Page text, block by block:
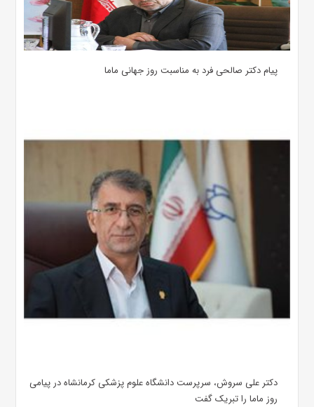
پیام دکتر صالحی فرد به مناسبت روز جهانی ماما
دکتر علی سروش، سرپرست دانشگاه علوم پزشکی کرمانشاه در پیامی
روز ماما را تبریک گفت